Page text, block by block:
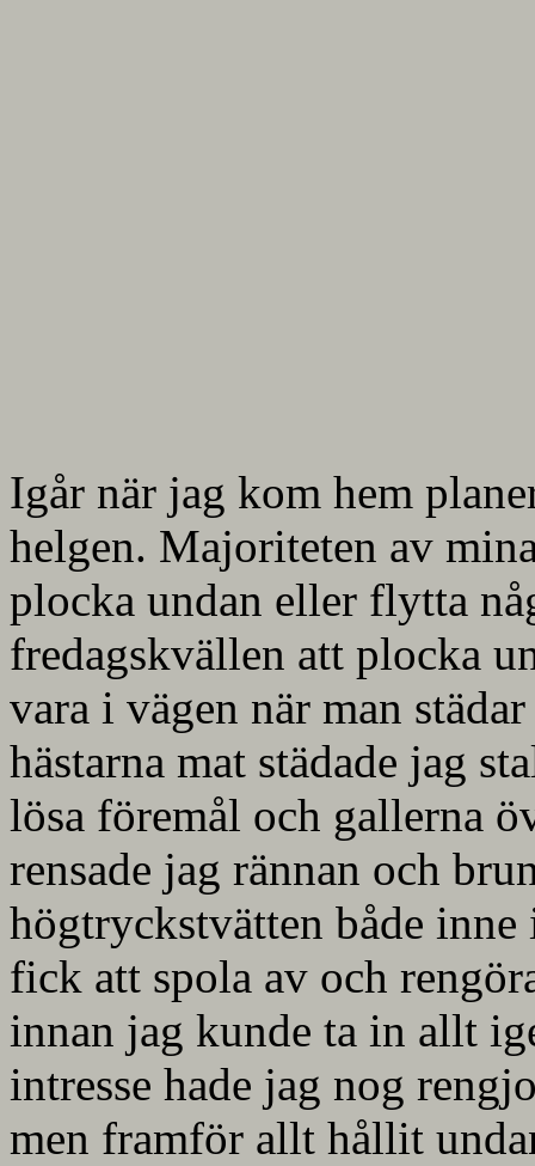
Igår när jag kom hem
helgen. Majoriteten av
plocka undan eller flytta
fredagskvällen att plocka
vara i vägen när man
hästarna mat städade jag
lösa föremål och gallerna
rensade jag rännan och
högtryckstvätten både
fick att spola av och
innan jag kunde ta in allt
intresse hade jag nog
men framför allt hållit